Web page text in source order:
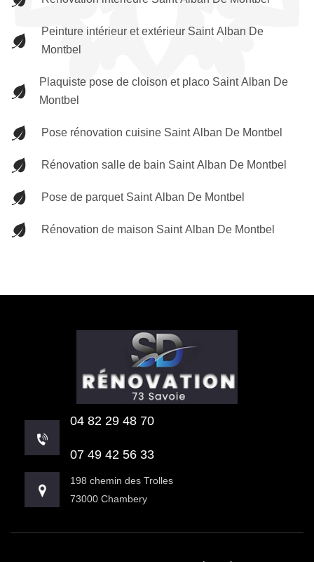
Peinture intérieur et extérieur Saint Alban De
Montbel
Plaquiste pose de cloison et placo Saint Alban De
Montbel
Pose rénovation cuisine Saint Alban De Montbel
Rénovation salle de bain Saint Alban De Montbel
Pose de parquet Saint Alban De Montbel
Rénovation de maison Saint Alban De Montbel
04 82 29 48 70
07 49 42 56 33
198 chemin des Trolles
73000 Chambery